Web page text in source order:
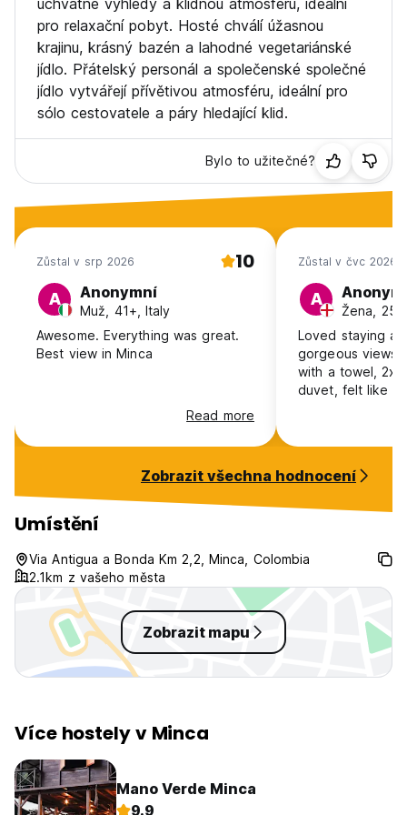
úchvatné výhledy a klidnou atmosféru, ideální
pro relaxační pobyt. Hosté chválí úžasnou
krajinu, krásný bazén a lahodné vegetariánské
jídlo. Přátelský personál a společenské společné
jídlo vytvářejí přívětivou atmosféru, ideální pro
sólo cestovatele a páry hledající klid.
Bylo to užitečné?
Zůstal v srp 2026 10
A Anonymní
Muž, 41+, Italy
Awesome. Everything was great.
Best view in Minca
Read more
Zůstal v čvc 2026
A
Žena, 25-
Loved staying at
gorgeous views,
with a towel, 2x
duvet, felt like
amazing.
Zobrazit všechna hodnocení
Umístění
Via Antigua a Bonda Km 2,2, Minca, Colombia
2.1km z vašeho města
Zobrazit mapu
Více hostely v Minca
Mano Verde Minca
9.9